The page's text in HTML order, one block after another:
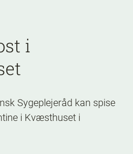
i
Sygeplejeråd kan spise
i Kvæsthuset i